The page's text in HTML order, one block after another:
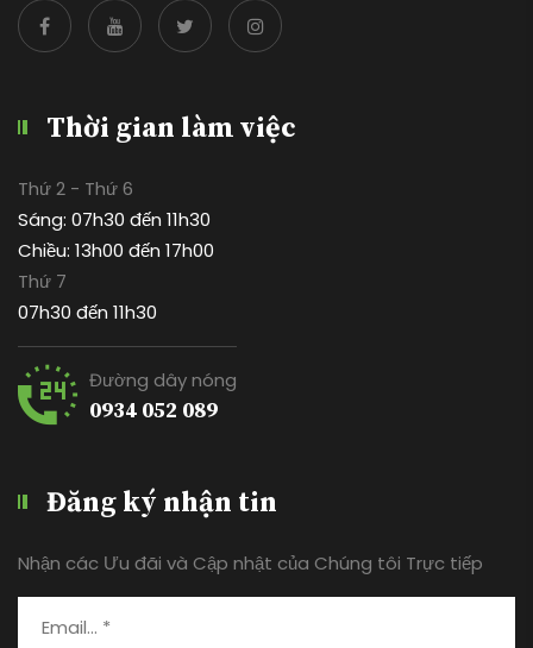
Thời gian làm việc
Thứ 2 - Thứ 6
Sáng: 07h30 đến 11h30
Chiều: 13h00 đến 17h00
Thứ 7
07h30 đến 11h30
Đường dây nóng
0934 052 089
Đăng ký nhận tin
Nhận các Ưu đãi và Cập nhật của Chúng tôi Trực tiếp